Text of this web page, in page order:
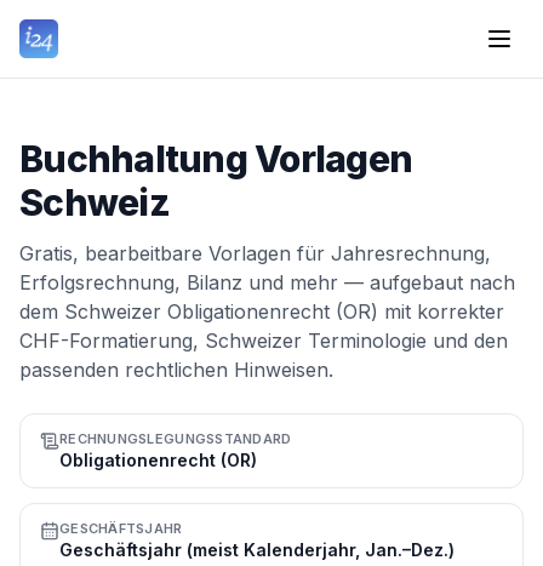
Buchhaltung Vorlagen
Schweiz
Gratis, bearbeitbare Vorlagen für Jahresrechnung,
Erfolgsrechnung, Bilanz und mehr — aufgebaut nach
dem Schweizer Obligationenrecht (OR) mit korrekter
CHF-Formatierung, Schweizer Terminologie und den
passenden rechtlichen Hinweisen.
RECHNUNGSLEGUNGSSTANDARD
Obligationenrecht (OR)
GESCHÄFTSJAHR
Geschäftsjahr (meist Kalenderjahr, Jan.–Dez.)